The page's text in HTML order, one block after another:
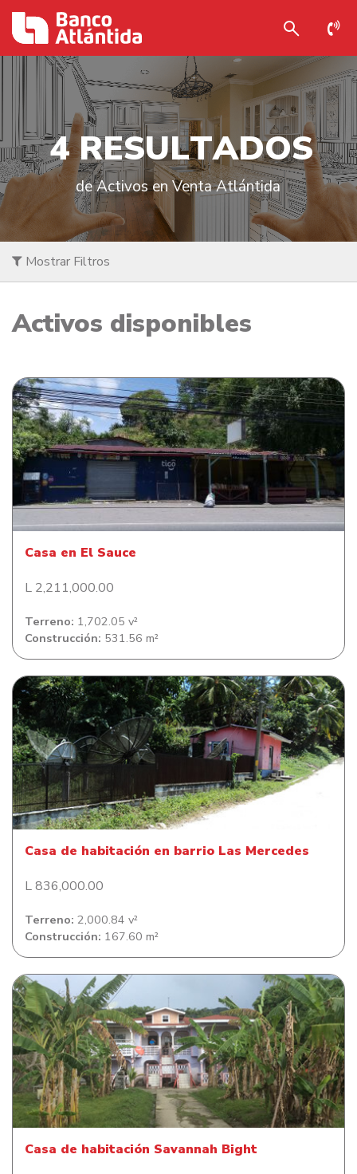
4 RESULTADOS
de Activos en Venta Atlántida
Mostrar Filtros
Activos disponibles
Casa en El Sauce
Casa en El Sauce
L 2,211,000.00
Terreno: 1,702.05 v²
Construcción: 531.56 m²
Casa de habitación en barrio Las Mercedes
Casa de habitación en barrio Las Mercedes
L 836,000.00
Terreno: 2,000.84 v²
Construcción: 167.60 m²
Casa de habitación Savannah Bight
Casa de habitación Savannah Bight